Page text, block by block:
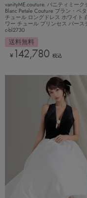
vanityME.couture. バニティミーク
Blanc Petale Couture ブラン・ペ
チュール ロングドレス ホワイト
ワー チュール プリンセス バース
c-bl2730
送料無料
¥ 142,780 税込